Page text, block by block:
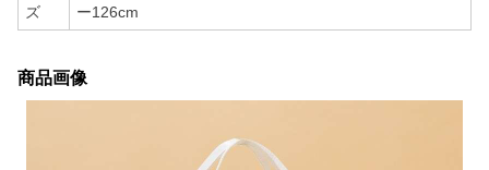
ズ
ー126cm
商品画像